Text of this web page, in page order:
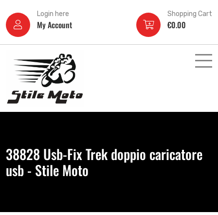
Login here
My Account
Shopping Cart
€0.00
38828 Usb-Fix Trek doppio caricatore
usb - Stile Moto